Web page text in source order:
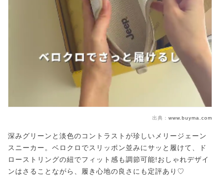
出典： www.buyma.com
深みグリーンと淡色のコントラストが珍しいメリージェーン
スニーカー。ベロクロでスリッポン並みにサッと履けて、ド
ローストリングの紐でフィット感も調節可能!おしゃれデザイ
ンはさることながら、履き心地の良さにも定評あり♡